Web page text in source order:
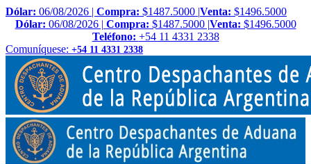
Dólar: 06/08/2026 | Compra: $1487.5000 |Venta: $1496.5000
Dólar: 06/08/2026 | Compra: $1487.5000 |Venta: $1496.5000
Teléfono: +54 11 4331 2338
Comuníquese: +54 11 4331 2338